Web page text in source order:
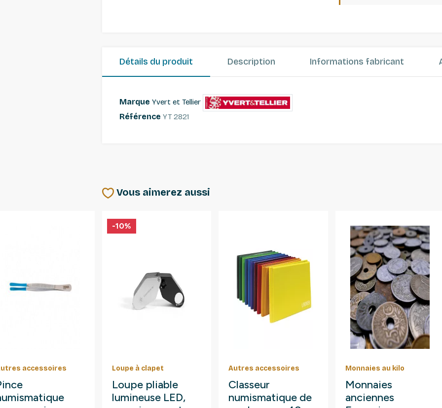
Détails du produit Description Informations fabricant
Marque Yvert et Tellier
Référence YT 2821
Vous aimerez aussi
accessoires Loupe à clapet
Loupe pliable
lumineuse LED,
-10%
Autres accessoires
Classeur
numismatique de
Monnaies au kilo
Monnaies
anciennes